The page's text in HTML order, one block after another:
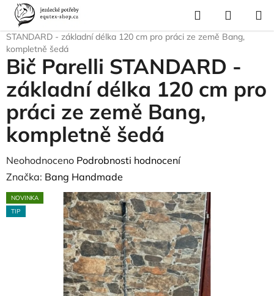
Přejít
obsah
Hledat
KOŠÍK
Domů
Pro koně
STANDARD - základní délka 120 cm pro práci ze země Bang,
kompletně šedá
Bič Parelli STANDARD -
základní délka 120 cm pro
práci ze země Bang,
kompletně šedá
Průměrné
hodnocení
produktu
je
Neohodnoceno Podrobnosti hodnocení
Značka: Bang Handmade
NOVINKA
TIP